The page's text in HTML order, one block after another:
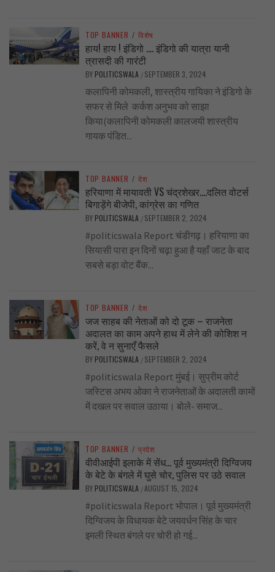
TOP BANNER / विशेष
हाय! हाय ! इंडिगो …. इंडिगो की यात्रा यानी
त्रासदी की गारंटी
BY POLITICSWALA / SEPTEMBER 3, 2024
कलापिनी कोमकली, शास्त्रीय गायिका ने इंडिगो के
सफर से मिले कर्कश अनुभव को साझा
किया(कलापिनी कोमकली कालजयी शास्त्रीय
गायक पंडित...
TOP BANNER / देश
हरियाणा में मायावती VS चंद्रशेखर….दलित वोटर्स
बिगाड़ेंगे बीजेपी, कांग्रेस का गणित
BY POLITICSWALA / SEPTEMBER 2, 2024
#politicswala Report चंडीगढ़। हरियाणा का
सियासी पारा इन दिनों चढ़ा हुआ है यहाँ जाट के बाद
सबसे बड़ा वोट बैंक...
TOP BANNER / देश
जज साहब की नेताओं को दो टूक – राजनेता
अदालत का काम अपने हाथ में लेने की कोशिश न
करें, वे न सुनाएँ फैसले
BY POLITICSWALA / SEPTEMBER 2, 2024
#politicswala Report मुंबई। सुप्रीम कोर्ट
जस्टिस अभय ओका ने राजनेताओं के अदालती कामों
में दखल पर सवाल उठाया। बोले- समाज...
TOP BANNER / प्रदेश
वीवीआईपी इलाके में सेंध… पूर्व मुख्यमंत्री दिग्विजय
के बेटे के बंगले में घुसे चोर, पुलिस पर उठे सवाल
BY POLITICSWALA /AUGUST 15, 2024
#politicswala Report भोपाल। पूर्व मुख्यमंत्री
दिग्विजय के विधायक बेटे जयवर्धन सिंह के चार
इमली स्थित बंगले पर चोरी हो गई...